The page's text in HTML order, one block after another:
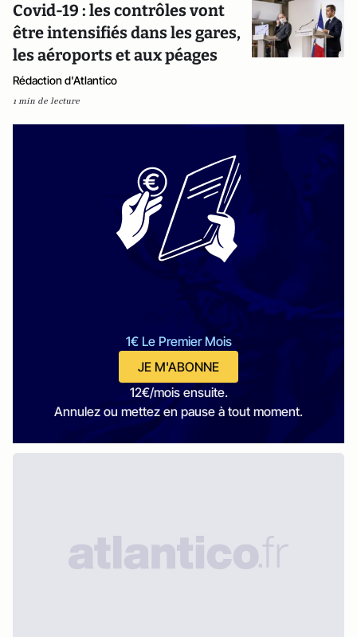
Covid-19 : les contrôles vont
être intensifiés dans les gares,
les aéroports et aux péages
Rédaction d'Atlantico
1 min de lecture
1€ Le Premier Mois
JE M'ABONNE
12€/mois ensuite.
Annulez ou mettez en pause à tout moment.